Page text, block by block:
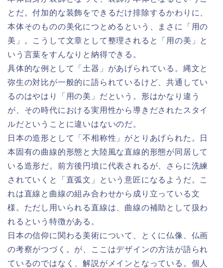
とだ。付加的な装飾をできるだけ排除するかわりに、
本体そのものの美化につとめるという、まさに「用の
美」。こうして文章として整理されると「用の美」と
いう言葉をすんなりと納得できる。
具体的な例として「土器」があげられている。縄文と
弥生の対比が一般的に語られているけど、共通してい
るのはやはり「用の美」だという。形はかなり違う
が、その時代における実用性から導きだされたスタイ
ルだということに違いはないのだ。
日本の造形として「不相称性」がとりあげられた。日
本固有の曲線的形態と大陸風な直線的形態が同居して
いる造形だ。前方後円墳に代表されるが、さらに洗練
されていくと「直弧文」という意匠になるようだ。こ
れは直線と曲線の組み合わせから成り立っている文
様。ただし用いられる直線は、曲線の補助として扱わ
れるという特徴がある。
日本の信仰に関わる美術について、とくに仏像、仏画
の考察がつづく。が、ここはデザインの方法が語られ
ているのではなく、解説がメインとなっている。個人